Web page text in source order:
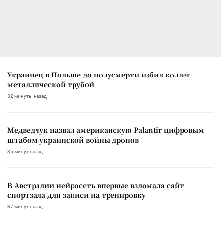
Украинец в Польше до полусмерти избил коллег
металлической трубой
32 минуты назад
Медведчук назвал американскую Palantir цифровым
штабом украинской войны дронов
35 минут назад
В Австралии нейросеть впервые взломала сайт
спортзала для записи на тренировку
37 минут назад